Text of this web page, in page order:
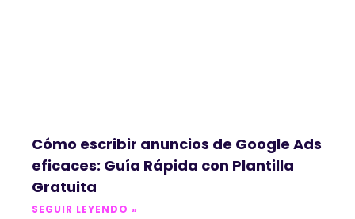
Cómo escribir anuncios de Google Ads
eficaces: Guía Rápida con Plantilla
Gratuita
SEGUIR LEYENDO »